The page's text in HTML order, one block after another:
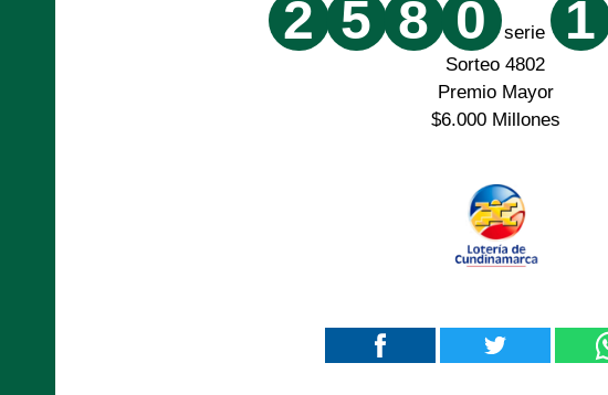
2 5 8 0 serie 1
Sorteo 4802
Premio Mayor
$6.000 Millones